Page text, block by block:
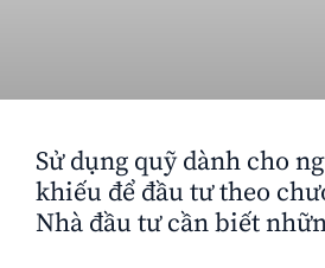
Sử dụng quỹ dành cho
khiếu để đầu tư theo
Nhà đầu tư cần biết